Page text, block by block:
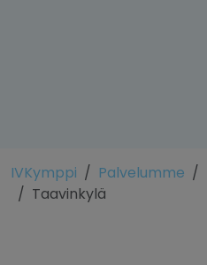
IVKymppi Palvelumme
Taavinkylä